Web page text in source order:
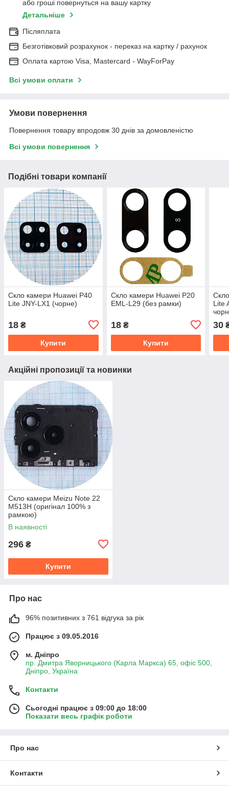
або гроші повернуться на вашу картку
Детальніше
Післяплата
Безготівковий розрахунок - переказ на картку / рахунок
Оплата картою Visa, Mastercard - WayForPay
Всі умови оплати
Умови повернення
Повернення товару впродовж 30 днів за домовленістю
Всі умови повернення
Подібні товари компанії
Скло камери Huawei P40
Lite JNY-LX1 (чорне)
18 ₴
Купити
Скло камери Huawei P20
EML-L29 (без рамки)
18₴
Купити
Lite
30
Акційні пропозиції та новинки
Скло камери Meizu Note 22
M513H (оригінал 100% з
рамкою)
В наявності
296 ₴
Купити
Про нас
96% позитивних з 761 відгука за рік
Працює з 09.05.2016
м. Дніпро
пр. Дмитра Яворницького (Карла Маркса) 65, офіс 500,
Дніпро, Україна
Контакти
Сьогодні працює з 09:00 до 18:00
Показати весь графік роботи
Про нас
Контакти